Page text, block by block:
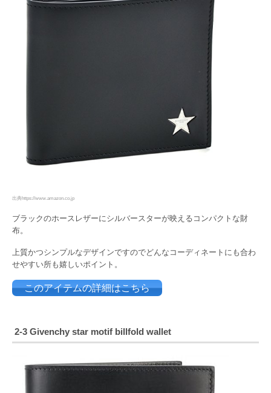
出典https://www.amazon.co.jp
ブラックのホースレザーにシルバースターが映えるコンパクトな財
布。
上質かつシンプルなデザインですのでどんなコーディネートにも合わ
せやすい所も嬉しいポイント。
このアイテムの詳細はこちら
2-3 Givenchy star motif billfold wallet